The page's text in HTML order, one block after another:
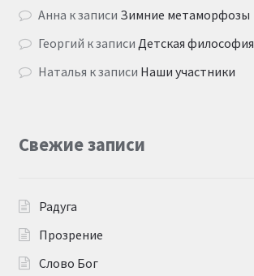
Анна к записи Зимние метаморфозы
Георгий к записи Детская философия
Наталья к записи Наши участники
Свежие записи
Радуга
Прозрение
Слово Бог